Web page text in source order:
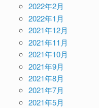
2022年2月
2022年1月
2021年12月
2021年11月
2021年10月
2021年9月
2021年8月
2021年7月
2021年5月